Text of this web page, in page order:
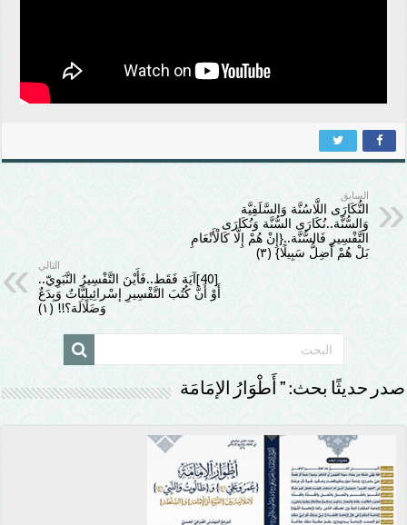
السابق
النُّكَارَى اللَّاسُنَّة وَالسَّلَفِيَّة
وَالسُّنَّة..نُكَارَى السُّنَّة وَنُكَارَى
التَّفْسِيرِ فَالسُّنَّة..{إِنْ هُمْ إِلَّا كَالْأَنْعَامِ
بَلْ هُمْ أَضِلُّ سَبِيلًا} (۳)
التالي
[40]آيَة فَقَط..فَأَيْنَ التَّفْسِيرُ النَّبَوِيّ..
أَوْ أَنَّ كُتُبَ التَّفْسِيرِ إسْرائِيلِيَّاتٌ وَبِدَعٌ
وَضَلَالَة؟!! (۱)
صدر حديثًا بحث: ” أَطْوَارُ الإمَامَة